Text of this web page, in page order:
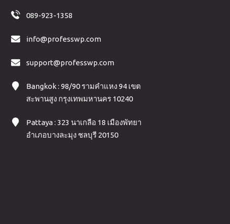
089-923-1358
info@professwp.com
support@professwp.com
Bangkok : 98/90 รามคำแหง 94 เขต
สะพานสูง กรุงเทพมหานคร 10240
Pattaya : 323 นาเกลือ 18 เมืองพัทยา
อำเภอบางละมุง ชลบุรี 20150